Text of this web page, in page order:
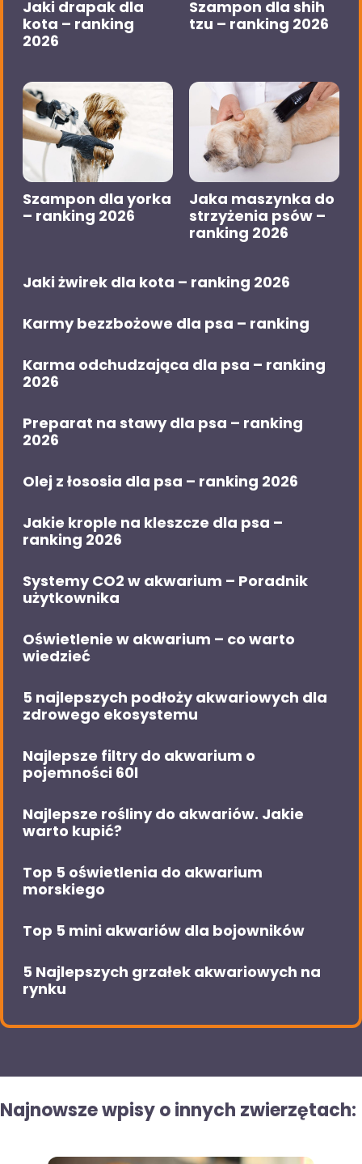
Jaki drapak dla
kota – ranking
2026
Szampon dla shih
tzu – ranking 2026
Szampon dla yorka
– ranking 2026
Jaka maszynka do
strzyżenia psów –
ranking 2026
Jaki żwirek dla kota – ranking 2026
Karmy bezzbożowe dla psa – ranking
Karma odchudzająca dla psa – ranking
2026
Preparat na stawy dla psa – ranking
2026
Olej z łososia dla psa – ranking 2026
Jakie krople na kleszcze dla psa –
ranking 2026
Systemy CO2 w akwarium – Poradnik
użytkownika
Oświetlenie w akwarium – co warto
wiedzieć
5 najlepszych podłoży akwariowych dla
zdrowego ekosystemu
Najlepsze filtry do akwarium o
pojemności 60l
Najlepsze rośliny do akwariów. Jakie
warto kupić?
Top 5 oświetlenia do akwarium
morskiego
Top 5 mini akwariów dla bojowników
5 Najlepszych grzałek akwariowych na
rynku
Najnowsze wpisy o innych zwierzętach: